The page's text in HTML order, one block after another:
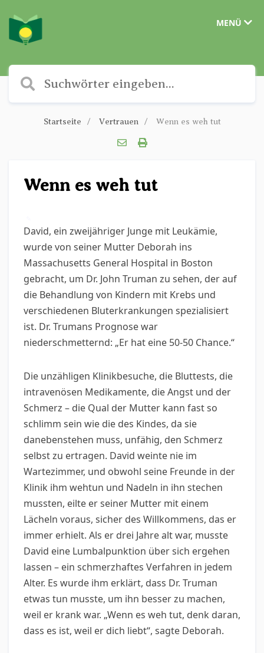
MENÜ
Startseite Vertrauen Wenn es weh tut
Wenn es weh tut
David, ein zweijähriger Junge mit Leukämie,
wurde von seiner Mutter Deborah ins
Massachusetts General Hospital in Boston
gebracht, um Dr. John Truman zu sehen, der auf
die Behandlung von Kindern mit Krebs und
verschiedenen Bluterkrankungen spezialisiert
ist. Dr. Trumans Prognose war
niederschmetternd: „Er hat eine 50-50 Chance.“
Die unzähligen Klinikbesuche, die Bluttests, die
intravenösen Medikamente, die Angst und der
Schmerz – die Qual der Mutter kann fast so
schlimm sein wie die des Kindes, da sie
danebenstehen muss, unfähig, den Schmerz
selbst zu ertragen. David weinte nie im
Wartezimmer, und obwohl seine Freunde in der
Klinik ihm wehtun und Nadeln in ihn stechen
mussten, eilte er seiner Mutter mit einem
Lächeln voraus, sicher des Willkommens, das er
immer erhielt. Als er drei Jahre alt war, musste
David eine Lumbalpunktion über sich ergehen
lassen – ein schmerzhaftes Verfahren in jedem
Alter. Es wurde ihm erklärt, dass Dr. Truman
etwas tun musste, um ihn besser zu machen,
weil er krank war. „Wenn es weh tut, denk daran,
dass es ist, weil er dich liebt“, sagte Deborah.